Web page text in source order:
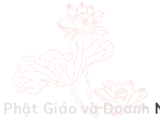
Phật Giáo và Doanh